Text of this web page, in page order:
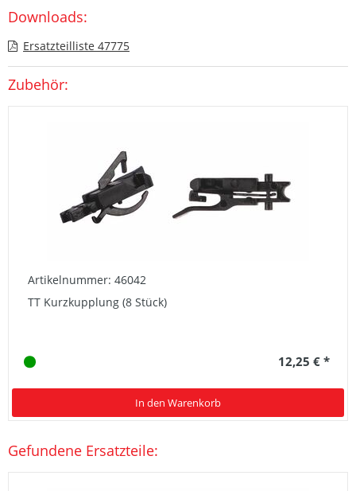
Downloads:
Ersatzteilliste 47775
Zubehör:
Artikelnummer: 46042
TT Kurzkupplung (8 Stück)
12,25 € *
In den Warenkorb
Gefundene Ersatzteile: